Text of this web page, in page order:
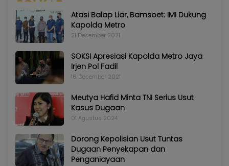
Atasi Balap Liar, Bamsoet: IMI Dukung
Kapolda Metro
21 Desember 2021
SOKSI Apresiasi Kapolda Metro Jaya
Irjen Pol Fadil
16 Desember 2021
Meutya Hafid Minta TNI Serius Usut
Kasus Dugaan
01 Agustus 2024
Dorong Kepolisian Usut Tuntas
Dugaan Penyekapan dan
Penganiayaan